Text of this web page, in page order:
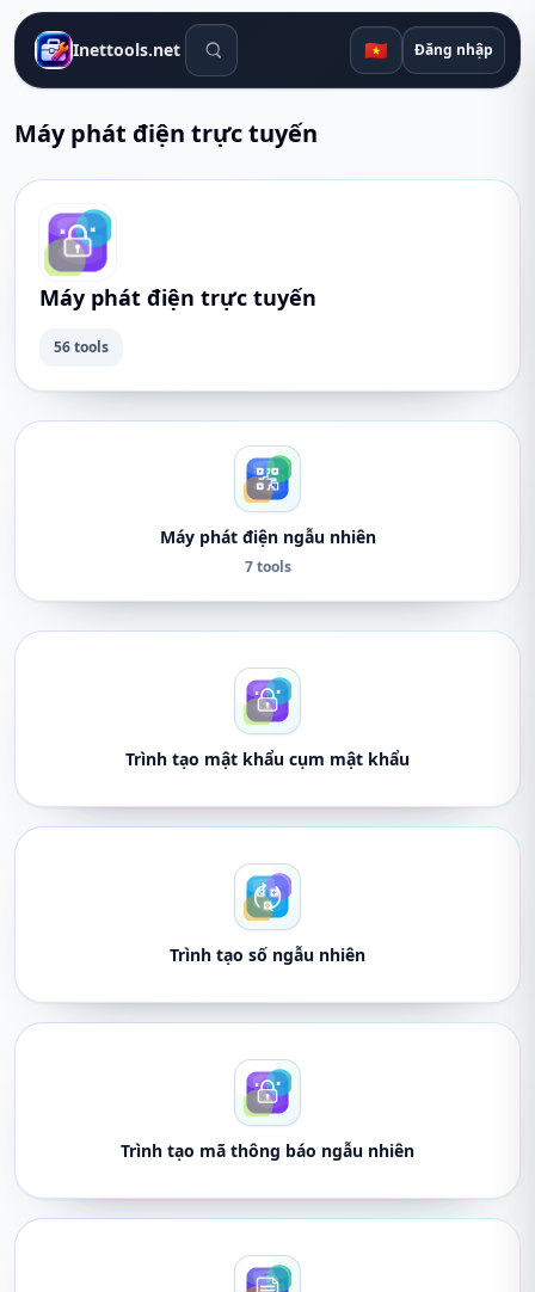
Inettools.net Công cụ tìm kiếm 🇻🇳 Đăng nhập
Máy phát điện trực tuyến
Máy phát điện trực tuyến
56 tools
Máy phát điện ngẫu nhiên
7 tools
Trình tạo mật khẩu cụm mật khẩu
Trình tạo số ngẫu nhiên
Trình tạo mã thông báo ngẫu nhiên